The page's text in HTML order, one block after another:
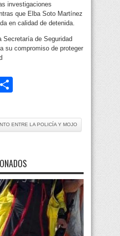
investigaciones
que Elba Soto Martínez
en calidad de detenida.
de Seguridad
su compromiso de proteger
WhatsApp
ENTRE LA POLICÍA Y MOJO